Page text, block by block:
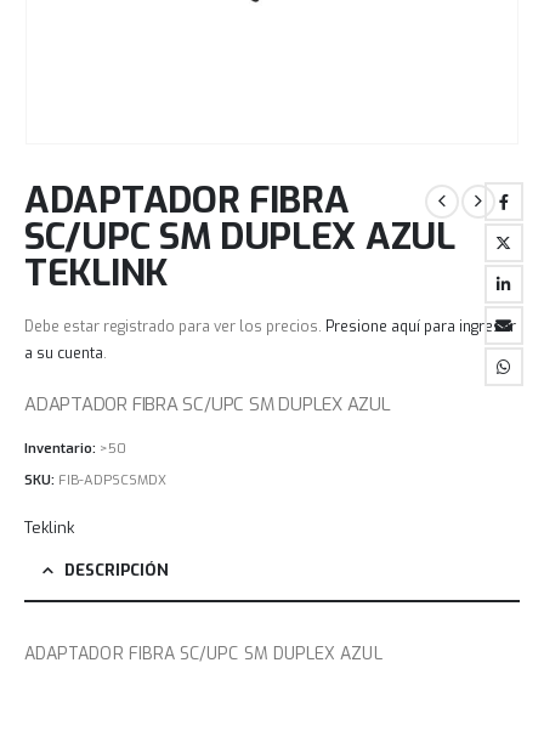
ADAPTADOR FIBRA
SC/UPC SM DUPLEX AZUL
TEKLINK
Debe estar registrado para ver los precios. Presione aquí para ingresar
a su cuenta.
ADAPTADOR FIBRA SC/UPC SM DUPLEX AZUL
Inventario: >50
SKU: FIB-ADPSCSMDX
Teklink
DESCRIPCIÓN
ADAPTADOR FIBRA SC/UPC SM DUPLEX AZUL